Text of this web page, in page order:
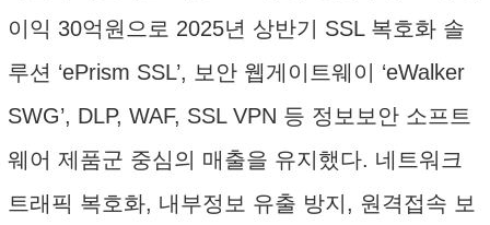
이익 30억원으로 2025년 상반기 SSL 복호화 솔
루션 ‘ePrism SSL’, 보안 웹게이트웨이 ‘eWalker
SWG’, DLP, WAF, SSL VPN 등 정보보안 소프트
웨어 제품군 중심의 매출을 유지했다. 네트워크
트래픽 복호화, 내부정보 유출 방지, 원격접속 보